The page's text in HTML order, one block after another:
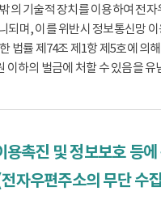
의 기술적 장치를 이용하여 전
되며, 이를 위반시 정보통신망
법률 제74조 제1항 제5호에 의
이하의 벌금에 처할 수 있음을 유
용촉진 및 정보보호 등
자우편주소의 무단 수